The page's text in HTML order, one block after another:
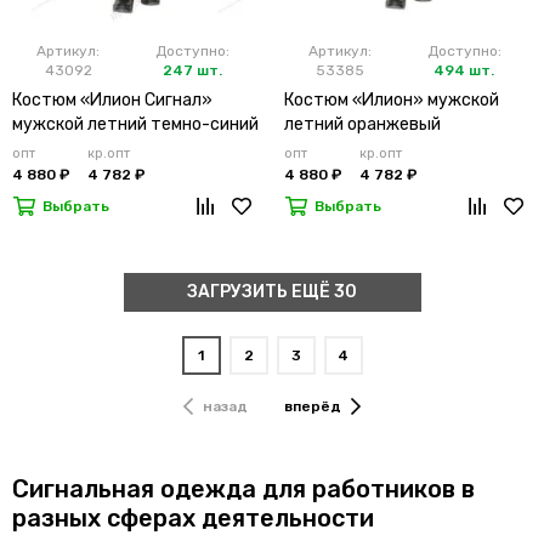
Артикул:
43092
Доступно:
247 шт.
Костюм «Илион Сигнал»
мужской летний темно-синий
опт
4 880 ₽
кр.опт
4 782 ₽
Выбрать
Артикул:
53385
Доступно:
494 шт.
Костюм «Илион» мужской
летний оранжевый
опт
4 880 ₽
кр.опт
4 782 ₽
Выбрать
ЗАГРУЗИТЬ ЕЩЁ 30
назад
1 2 3 4
вперёд
Сигнальная одежда для работников в
разных сферах деятельности